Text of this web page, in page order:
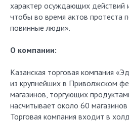
характер осуждающих действий
чтобы во время актов протеста
повинные люди».
О компании:
Казанская торговая компания
из крупнейших в Приволжском
магазинов, торгующих
насчитывает около 60
Торговая компания входит в